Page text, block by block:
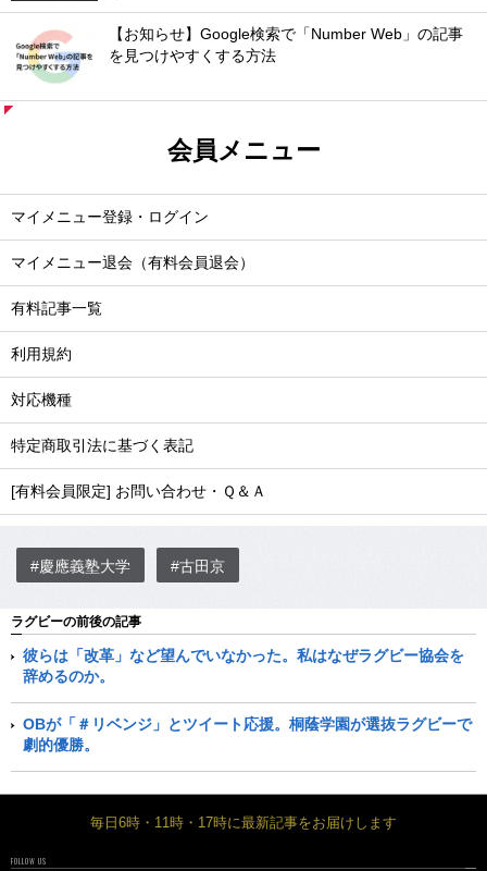
【お知らせ】Google検索で「Number Web」の記事
を見つけやすくする方法
会員メニュー
マイメニュー登録・ログイン
マイメニュー退会（有料会員退会）
有料記事一覧
利用規約
対応機種
特定商取引法に基づく表記
[有料会員限定] お問い合わせ・Ｑ＆Ａ
#慶應義塾大学 #古田京
ラグビーの前後の記事
彼らは「改革」など望んでいなかった。私はなぜラグビー協会を
辞めるのか。
OBが「＃リベンジ」とツイート応援。桐蔭学園が選抜ラグビーで
劇的優勝。
毎日6時・11時・17時に最新記事をお届けします
FOLLOW US